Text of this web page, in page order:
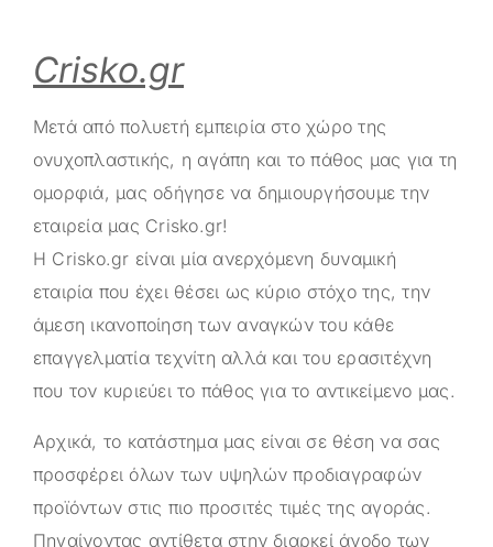
Crisko.gr
Μετά από πολυετή εμπειρία στο χώρο της
ονυχοπλαστικής, η αγάπη και το πάθος μας για τη
ομορφιά, μας οδήγησε να δημιουργήσουμε την
εταιρεία μας Crisko.gr!
Η Crisko.gr είναι μία ανερχόμενη δυναμική
εταιρία που έχει θέσει ως κύριο στόχο της, την
άμεση ικανοποίηση των αναγκών του κάθε
επαγγελματία τεχνίτη αλλά και του ερασιτέχνη
που τον κυριεύει το πάθος για το αντικείμενο μας.
Αρχικά, το κατάστημα μας είναι σε θέση να σας
προσφέρει όλων των υψηλών προδιαγραφών
προϊόντων στις πιο προσιτές τιμές της αγοράς.
Πηγαίνοντας αντίθετα στην διαρκεί άνοδο των